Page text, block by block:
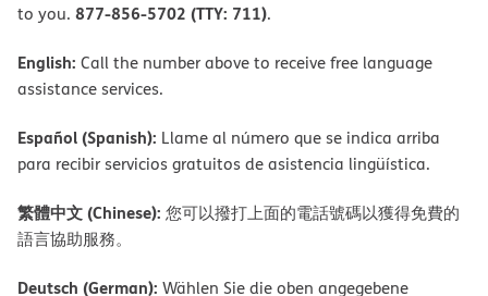
to you. 877-856-5702 (TTY: 711).
English: Call the number above to receive free language
assistance services.
Español (Spanish): Llame al número que se indica arriba
para recibir servicios gratuitos de asistencia lingüística.
繁體中文 (Chinese): 您可以撥打上面的電話號碼以獲得免費的
語言協助服務。
Deutsch (German): Wählen Sie die oben angegebene